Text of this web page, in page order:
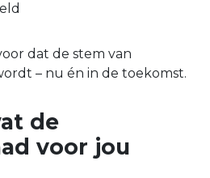
dat de stem van
– nu én in de toekomst.
de
voor jou